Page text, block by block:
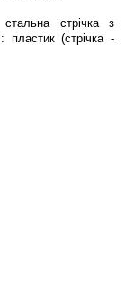
стрічка з
пластик (стрічка -